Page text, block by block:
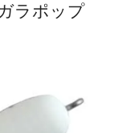
ラポップ